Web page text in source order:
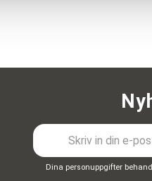
Dina personuppgifter